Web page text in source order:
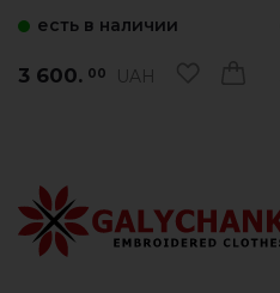
есть в наличии
3 600. 00 UAH